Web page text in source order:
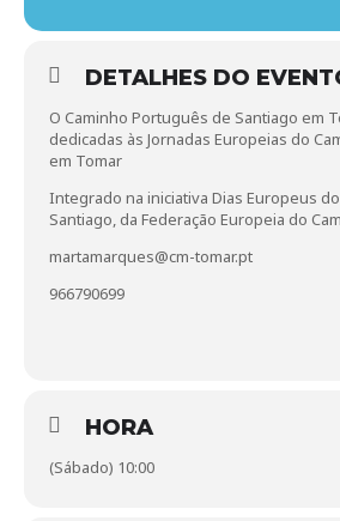
DETALHES DO
O Caminho Português de Santiago em
dedicadas às Jornadas Europeias do
em Tomar
Integrado na iniciativa Dias Europeus
Santiago, da Federação Europeia do
martamarques@cm-tomar.pt
966790699
HORA
(Sábado) 10:00